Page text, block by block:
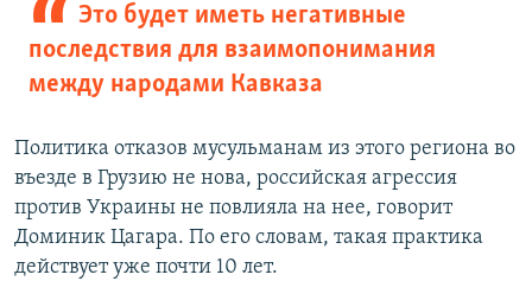
Это будет иметь негативные
последствия для взаимопонимания
между народами Кавказа
Политика отказов мусульманам из этого региона во
въезде в Грузию не нова, российская агрессия
против Украины не повлияла на нее, говорит
Доминик Цагара. По его словам, такая практика
действует уже почти 10 лет.